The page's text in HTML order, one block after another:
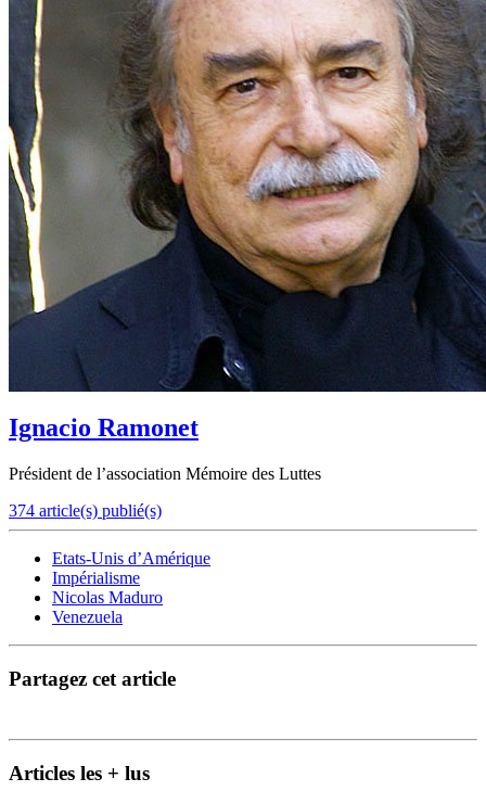
Ignacio Ramonet
Président de l’association Mémoire des Luttes
374 article(s) publié(s)
Etats-Unis d’Amérique
Impérialisme
Nicolas Maduro
Venezuela
Partagez cet article
Articles les + lus